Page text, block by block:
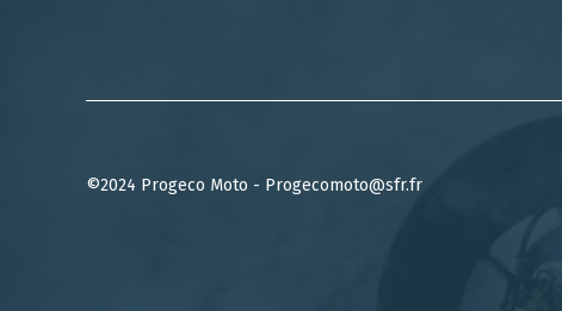
©2024 Progeco Moto - Progecomoto@sfr.fr